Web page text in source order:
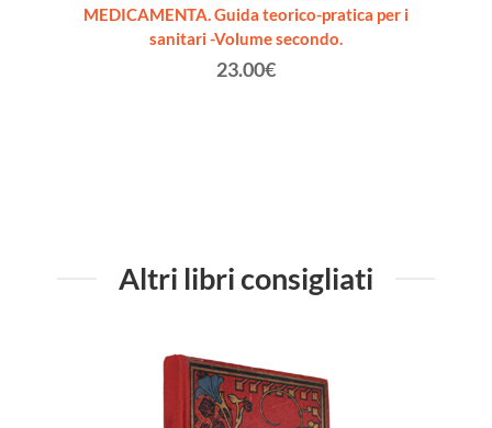
MEDICAMENTA. Guida teorico-pratica per i
sanitari -Volume secondo.
23.00€
Altri libri consigliati